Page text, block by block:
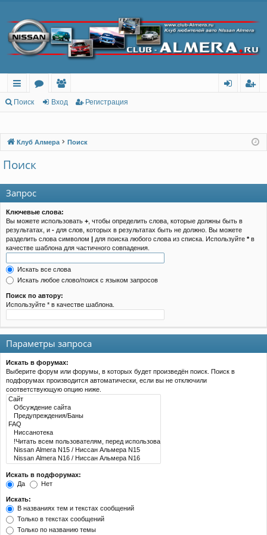
с
лк
м
ол
ов
тр
Поиск Вход Регистрация
Клуб Алмера Поиск
Поиск
Запрос
Ключевые слова:
Вы можете использовать + , чтобы определить слова, которые должны быть в
результатах, и - для слов, которых в результатах быть не должно. Вы можете
разделить слова символом | для поиска любого слова из списка. Используйте *в
качестве шаблона для частичного совпадения.
Искать все слова
Искать любое слово/поиск с языком запросов
Поиск по автору:
Используйте * в качестве шаблона.
Параметры запроса
Искать в форумах:
Выберите форум или форумы, в которых будет произведён поиск. Поиск в
подфорумах производится автоматически, если вы не отключили
соответствующую опцию ниже.
Искать в подфорумах:
Да
Нет
Искать:
В названиях тем и текстах сообщений
Только в текстах сообщений
Только по названию темы